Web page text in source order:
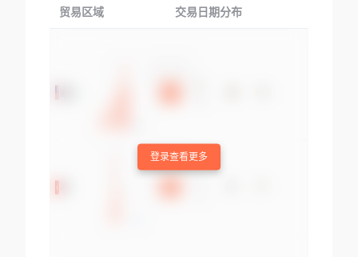
贸易区域 交易日期分布
登录查看更多